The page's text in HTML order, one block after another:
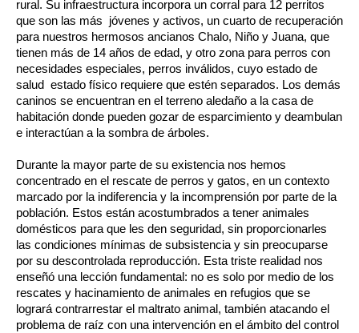
rural. Su infraestructura incorpora un corral para 12 perritos
que son las más jóvenes y activos, un cuarto de recuperación
para nuestros hermosos ancianos Chalo, Niño y Juana, que
tienen más de 14 años de edad, y otro zona para perros con
necesidades especiales, perros inválidos, cuyo estado de
salud estado físico requiere que estén separados. Los demás
caninos se encuentran en el terreno aledaño a la casa de
habitación donde pueden gozar de esparcimiento y deambulan
e interactúan a la sombra de árboles.
Durante la mayor parte de su existencia nos hemos
concentrado en el rescate de perros y gatos, en un contexto
marcado por la indiferencia y la incomprensión por parte de la
población. Estos están acostumbrados a tener animales
domésticos para que les den seguridad, sin proporcionarles
las condiciones mínimas de subsistencia y sin preocuparse
por su descontrolada reproducción. Esta triste realidad nos
enseñó una lección fundamental: no es solo por medio de los
rescates y hacinamiento de animales en refugios que se
logrará contrarrestar el maltrato animal, también atacando el
problema de raíz con una intervención en el ámbito del control